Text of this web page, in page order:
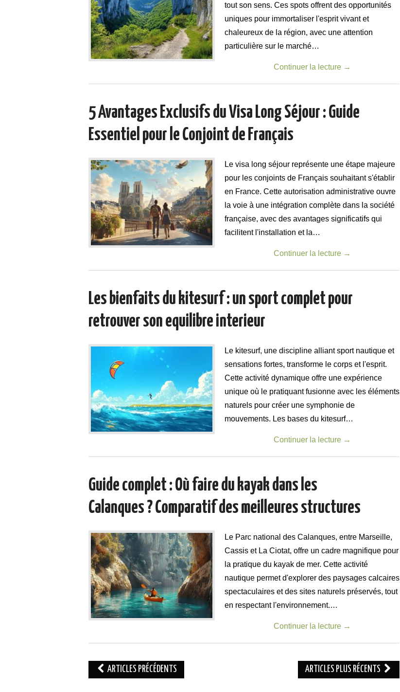
tout son sens. Ces spots offrent des opportunités
uniques pour immortaliser l'esprit vivant et
chaleureux de la région, avec une attention
particulière sur le marché…
Continuer la lecture →
5 Avantages Exclusifs du Visa Long Séjour : Guide
Essentiel pour le Conjoint de Français
Le visa long séjour représente une étape majeure
pour les conjoints de Français souhaitant s'établir
en France. Cette autorisation administrative ouvre
la voie à une intégration complète dans la société
française, avec des avantages significatifs qui
facilitent l'installation et la…
Continuer la lecture →
Les bienfaits du kitesurf : un sport complet pour
retrouver son equilibre interieur
Le kitesurf, une discipline alliant sport nautique et
sensations fortes, transforme le corps et l'esprit.
Cette activité dynamique offre une expérience
unique où le pratiquant fusionne avec les éléments
naturels pour créer une symphonie de
mouvements. Les bases du kitesurf…
Continuer la lecture →
Guide complet : Où faire du kayak dans les
Calanques ? Comparatif des meilleures structures
Le Parc national des Calanques, entre Marseille,
Cassis et La Ciotat, offre un cadre magnifique pour
la pratique du kayak de mer. Cette activité
nautique permet d'explorer des paysages calcaires
spectaculaires et des sites naturels préservés, tout
en respectant l'environnement.…
Continuer la lecture →
Navigation
des
ARTICLES PRÉCÉDENTS ARTICLES PLUS RÉCENTS